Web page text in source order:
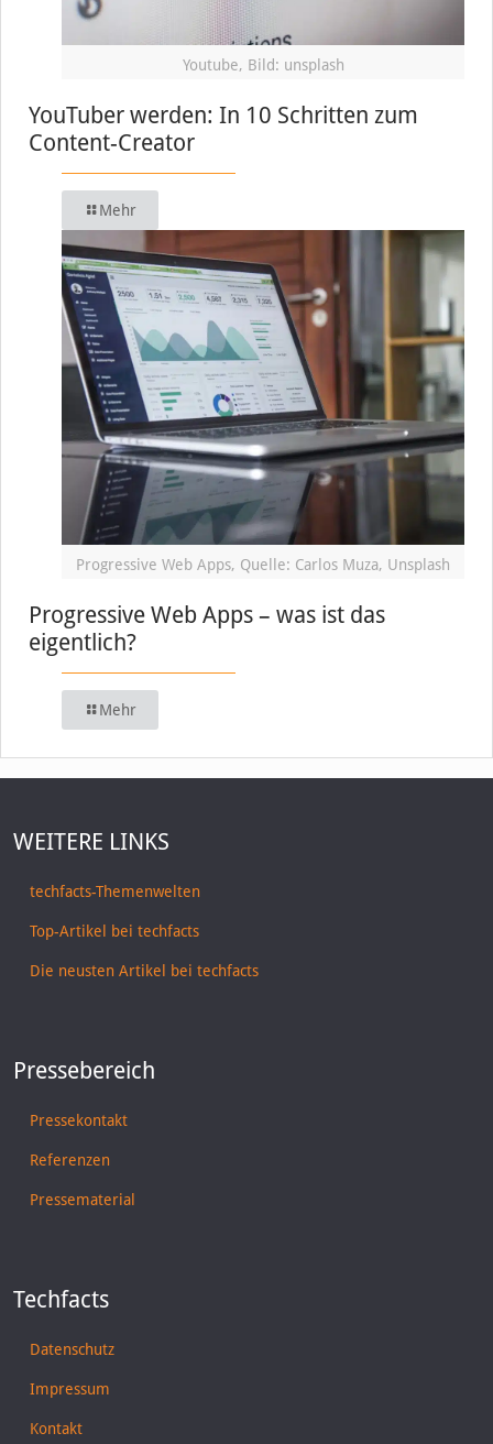
Youtube, Bild: unsplash
YouTuber werden: In 10 Schritten zum
Content-Creator
Mehr
Progressive Web Apps, Quelle: Carlos Muza, Unsplash
Progressive Web Apps – was ist das
eigentlich?
Mehr
WEITERE LINKS
techfacts-Themenwelten
Top-Artikel bei techfacts
Die neusten Artikel bei techfacts
Pressebereich
Pressekontakt
Referenzen
Pressematerial
Techfacts
Datenschutz
Impressum
Kontakt